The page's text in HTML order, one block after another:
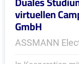
virtuellen
GmbH
ASSMANN